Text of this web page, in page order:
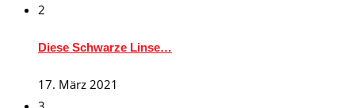
2
Diese Schwarze Linse…
17. März 2021